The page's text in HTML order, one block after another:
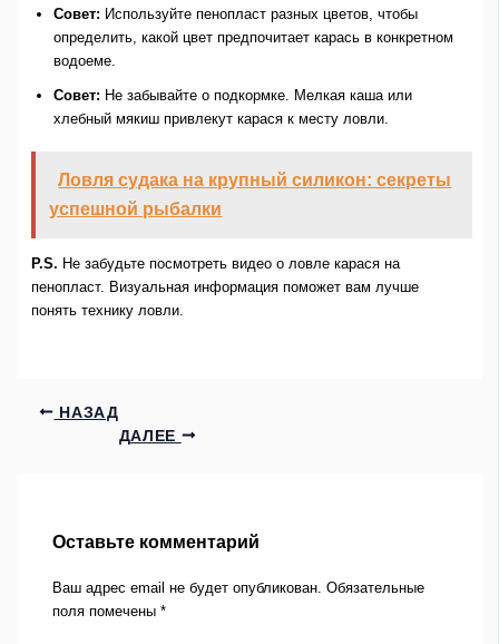
Совет: Используйте пенопласт разных цветов, чтобы
определить, какой цвет предпочитает карась в конкретном
водоеме.
Совет: Не забывайте о подкормке. Мелкая каша или
хлебный мякиш привлекут карася к месту ловли.
Ловля судака на крупный силикон: секреты
успешной рыбалки
P.S. Не забудьте посмотреть видео о ловле карася на
пенопласт. Визуальная информация поможет вам лучше
понять технику ловли.
НАЗАД
ДАЛЕЕ
Оставьте комментарий
Ваш адрес email не будет опубликован. Обязательные
поля помечены *